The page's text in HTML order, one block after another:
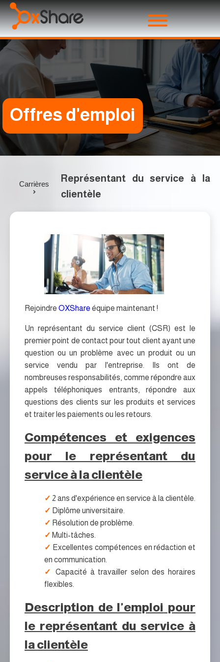
Offres d'emploi
Carrières
Représentant du service à la
clientèle
Rejoindre OXShare équipe maintenant !
Un représentant du service client (CSR) est le
premier point de contact pour tout client ayant une
question ou un problème avec un produit ou un
service vendu par l'entreprise. Ils ont de
nombreuses responsabilités, comme répondre aux
appels téléphoniques entrants, répondre aux
questions des clients sur les produits et services
et traiter les paiements ou les retours.
Compétences et exigences
pour le représentant du
service à la clientèle
2 ans d'expérience en service à la clientèle.
Diplôme universitaire.
Résolution de problème.
Multi-tâches.
Excellentes compétences en rédaction et
en communication.
Capacité à travailler selon des horaires
flexibles.
Description de l'emploi pour
le représentant du service à
la clientèle